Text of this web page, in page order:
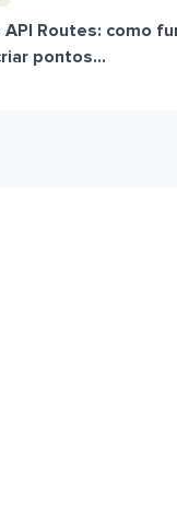
API Routes: como
pontos...